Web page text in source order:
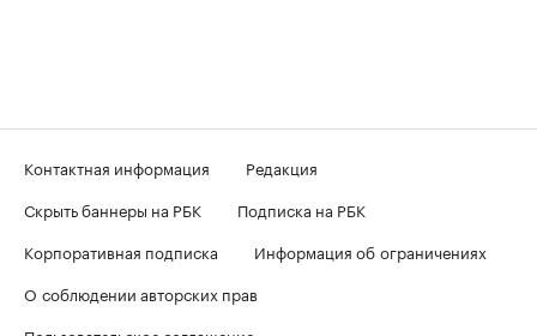
Контактная информация
Редакция
Скрыть баннеры на РБК
Подписка на РБК
Корпоративная подписка
Информация об ограничениях
О соблюдении авторских прав